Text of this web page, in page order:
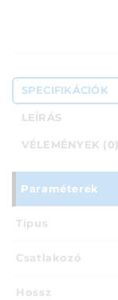
SPECIFIKÁCIÓK
LEÍRÁS
VÉLEMÉNYEK (0)
Paraméterek
Típus
Csatlakozó
Hossz